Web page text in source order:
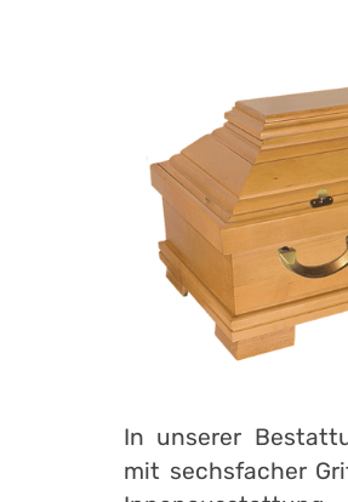
In unserer
mit sechsfacher